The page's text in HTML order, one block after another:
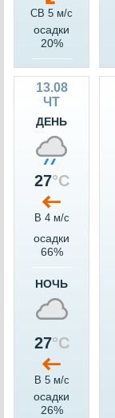
СВ 5 м/c
осадки
20%
13.08
ЧТ
ДЕНЬ
27°C
В 4 м/c
осадки
66%
НОЧЬ
27°C
В 5 м/c
осадки
26%